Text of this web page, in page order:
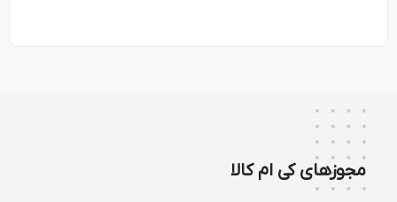
مجوزهای کی ام کالا